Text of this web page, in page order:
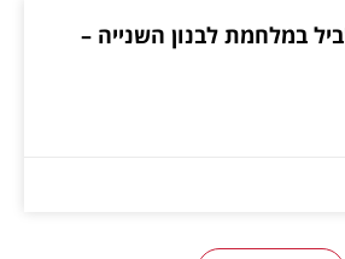
במלחמת לבנון השנייה –